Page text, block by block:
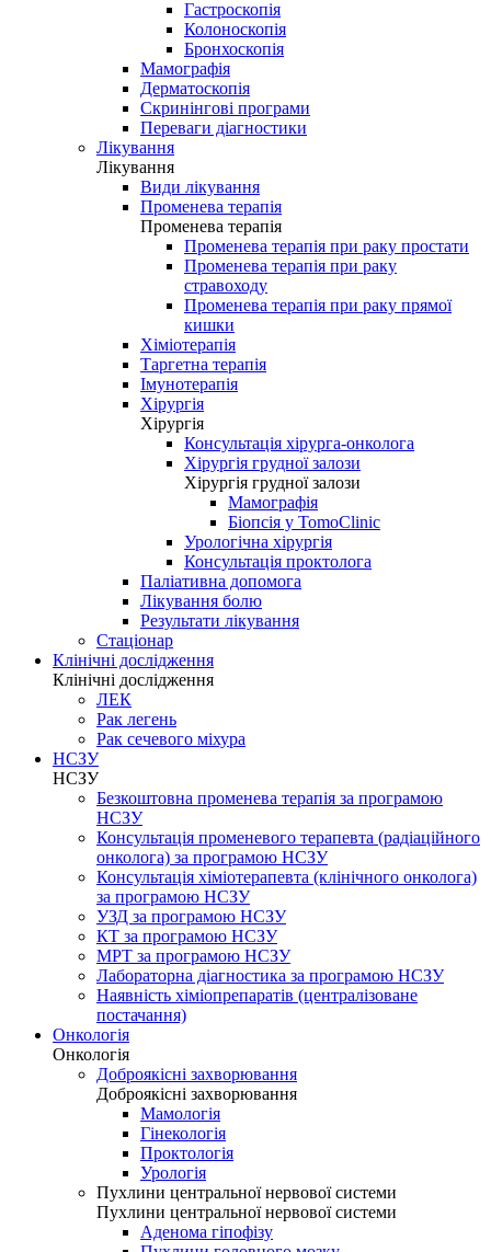
Гастроскопія
Колоноскопія
Бронхоскопія
Мамографія
Дерматоскопія
Скринінгові програми
Переваги діагностики
Лікування
Лікування
Види лікування
Променева терапія
Променева терапія
Променева терапія при раку простати
Променева терапія при раку
стравоходу
Променева терапія при раку прямої
кишки
Хіміотерапія
Таргетна терапія
Імунотерапія
Хірургія
Хірургія
Консультація хірурга-онколога
Хірургія грудної залози
Хірургія грудної залози
Мамографія
Біопсія у TomoClinic
Урологічна хірургія
Консультація проктолога
Паліативна допомога
Лікування болю
Результати лікування
Стаціонар
Клінічні дослідження
Клінічні дослідження
ЛЕК
Рак легень
Рак сечевого міхура
НСЗУ
НСЗУ
Безкоштовна променева терапія за програмою
НСЗУ
Консультація променевого терапевта (радіаційного
онколога) за програмою НСЗУ
Консультація хіміотерапевта (клінічного онколога)
за програмою НСЗУ
УЗД за програмою НСЗУ
КТ за програмою НСЗУ
МРТ за програмою НСЗУ
Лабораторна діагностика за програмою НСЗУ
Наявність хіміопрепаратів (централізоване
постачання)
Онкологія
Онкологія
Доброякісні захворювання
Доброякісні захворювання
Мамологія
Гінекологія
Проктологія
Урологія
Пухлини центральної нервової системи
Пухлини центральної нервової системи
Аденома гіпофізу